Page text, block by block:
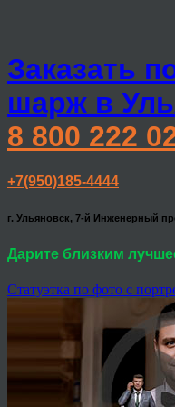
Заказать
шарж в
8 800 222
+7(950)185-4444
г. Ульяновск, 7-й Инженерный
Дарите близким
Статуэтка по фото с